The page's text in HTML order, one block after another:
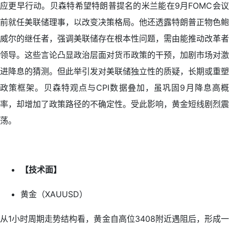
应更早行动。贝森特希望特朗普提名的米兰能在9月FOMC会议
前就任美联储理事，以改变决策格局。他还透露特朗普正物色鲍
威尔的继任者，强调美联储存在根本性问题，需由能推动改革者
领导。这些言论凸显政治层面对货币政策的干预，加剧市场对激
进降息的猜测。但此举引发对美联储独立性的质疑，长期或重塑
政策框架。贝森特观点与CPI数据叠加，虽巩固9月降息高概
率，却增加了政策路径的不确定性。受此影响，黄金短线剧烈震
荡。
【技术面】
黄金（XAUUSD）
从1小时周期走势结构看，黄金自高位3408附近遇阻后，形成一